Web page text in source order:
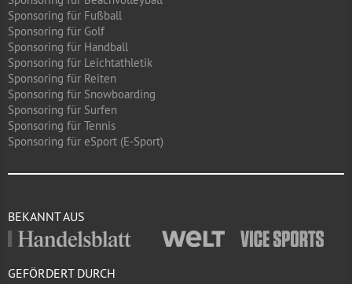
Sponsoring für Fußball
Sponsoring für Golf
Sponsoring für Handball
Sponsoring für Leichtathletik
Sponsoring für Reiten
Sponsoring für Snowboarding
Sponsoring für Surfen
Sponsoring für Tennis
Sponsoring für eSport (E-Sport)
BEKANNT AUS
GEFÖRDERT DURCH